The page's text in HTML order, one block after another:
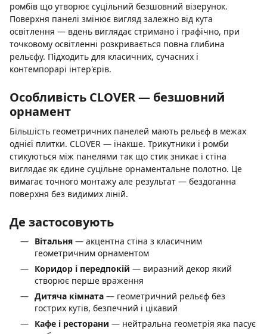
ромбів що утворює суцільний безшовний візерунок.
Поверхня панелі змінює вигляд залежно від кута
освітлення — вдень виглядає стримано і графічно, при
точковому освітленні розкривається повна глибина
рельєфу. Підходить для класичних, сучасних і
контемпорарі інтер'єрів.
Особливість CLOVER — безшовний
орнамент
Більшість геометричних панелей мають рельєф в межах
однієї плитки. CLOVER — інакше. Трикутники і ромби
стикуються між панелями так що стик зникає і стіна
виглядає як єдине суцільне орнаментальне полотно. Це
вимагає точного монтажу але результат — бездоганна
поверхня без видимих ліній.
Де застосовують
Вітальня — акцентна стіна з класичним
геометричним орнаментом
Коридор і передпокій — виразний декор який
створює перше враження
Дитяча кімната — геометричний рельєф без
гострих кутів, безпечний і цікавий
Кафе і ресторани — нейтральна геометрія яка пасує